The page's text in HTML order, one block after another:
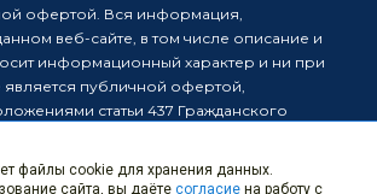
офертой. Вся информация,
веб-сайте, в том числе описание и
информационный характер и ни при
является публичной офертой,
статьи 437 Гражданского
за собой право в одностороннем
в информацию, размещенную на
файлы cookie для хранения данных.
сайта, вы даёте согласие на работу с